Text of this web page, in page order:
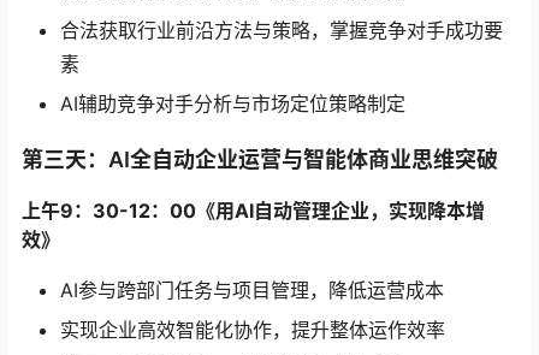
合法获取行业前沿方法与策略，掌握竞争对手成功要
素
AI辅助竞争对手分析与市场定位策略制定
第三天：AI全自动企业运营与智能体商业思维突破
上午9：30-12：00《用AI自动管理企业，实现降本增
效》
AI参与跨部门任务与项目管理，降低运营成本
实现企业高效智能化协作，提升整体运作效率